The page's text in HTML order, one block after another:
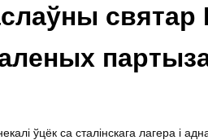
святар
ўцёк са сталінскага лагера і